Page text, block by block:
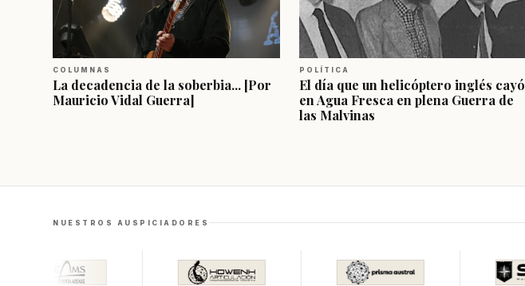
COLUMNAS
La decadencia de la soberbia... [Por
Mauricio Vidal Guerra]
POLÍTICA
El día que un helicóptero inglés cayó
en Agua Fresca en plena Guerra de
las Malvinas
NUESTROS AUSPICIADORES